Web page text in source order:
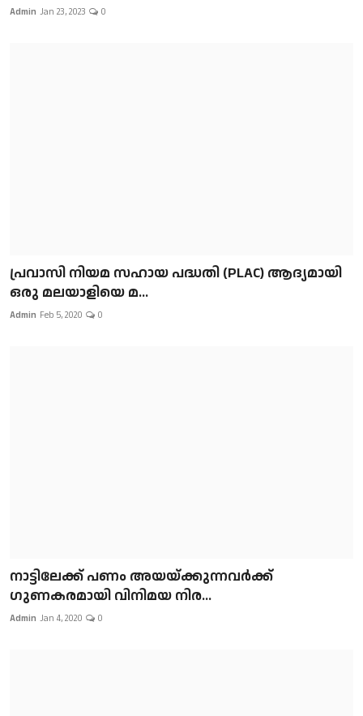
Admin Jan 23, 2023 0
പ്രവാസി നിയമ സഹായ പദ്ധതി (PLAC) ആദ്യമായി
ഒരു മലയാളിയെ മ...
Admin Feb 5, 2020 0
നാട്ടിലേക്ക് പണം അയയ്ക്കുന്നവർക്ക്
ഗുണകരമായി വിനിമയ നിര...
Admin Jan 4, 2020 0